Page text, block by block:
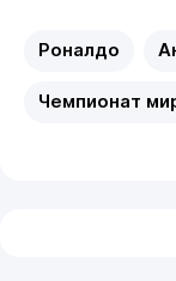
Роналдо
Чемпионат